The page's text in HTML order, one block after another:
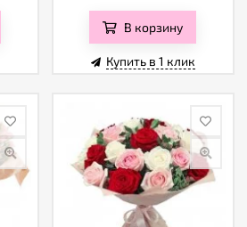
В корзину
Купить в 1 клик